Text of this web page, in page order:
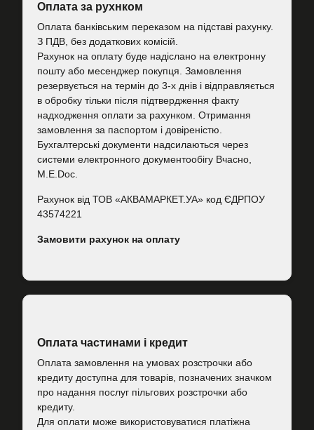
Оплата за рухнком
Оплата банківським переказом на підставі рахунку.
З ПДВ, без додаткових комісій.
Рахунок на оплату буде надіслано на електронну
пошту або месенджер покупця. Замовлення
резервується на термін до 3-х днів і відправляється
в обробку тільки після підтвердження факту
надходження оплати за рахунком. Отримання
замовлення за паспортом і довіреністю.
Бухгалтерські документи надсилаються через
системи електронного документообігу Вчасно,
M.E.Doc.
Рахунок від ТОВ «АКВАМАРКЕТ.УА» код ЄДРПОУ
43574221
Замовити рахунок на оплату
Оплата частинами і кредит
Оплата замовлення на умовах розстрочки або
кредиту доступна для товарів, позначених значком
про надання послуг пільгових розстрочки або
кредиту.
Для оплати може використовуватися платіжна